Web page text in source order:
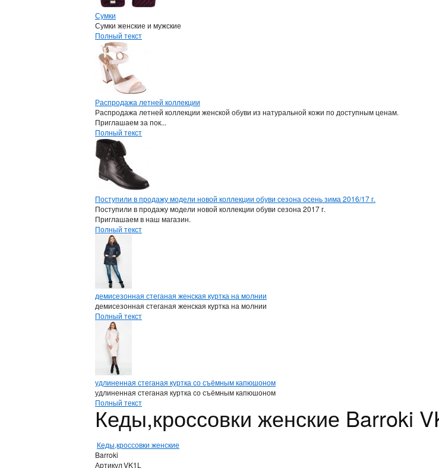
Сумки
Сумки женские и мужские
Полный текст
Распродажа летней коллекции
Распродажа летней коллекции женской обуви из натуральной кожи по доступным ценам.
Приглашаем за пок...
Полный текст
Поступили в продажу модели новой коллекции обуви сезона осень зима 2016/17 г.
Поступили в продажу модели новой коллекции обуви сезона 2017 г.
Приглашаем в наш магазин.
Полный текст
демисезонная стеганая женская куртка на молнии
демисезонная стеганая женская куртка на молнии
Полный текст
удлиненная стеганая куртка со съёмным капюшоном
удлиненная стеганая куртка со съёмным капюшоном
Полный текст
Кеды,кроссовки женские Barroki
Кеды,кроссовки женские
Barroki
АртикулVK1L